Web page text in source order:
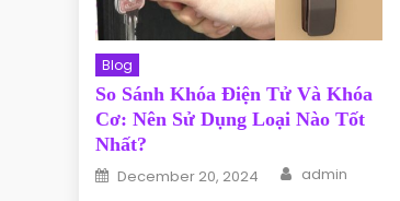
Blog
So Sánh Khóa Điện Tử Và Khóa
Cơ: Nên Sử Dụng Loại Nào Tốt
Nhất?
Posted on
December 20, 2024 Author
admin